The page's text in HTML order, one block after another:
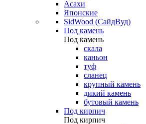
Асахи
Японские
SidWood (СайдВуд)
Под камень
Под камень
скала
каньон
туф
сланец
крупный камень
дикий камень
бутовый камень
Под кирпич
Под кирпич